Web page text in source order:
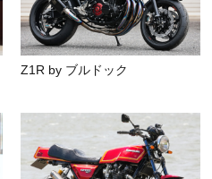
Z1R by ブルドック